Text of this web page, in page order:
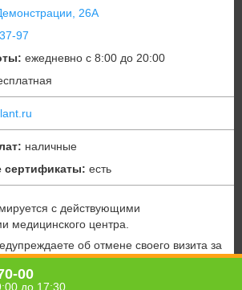
26А
97
ежедневно с 8:00 до 20:00
наличные
сертификаты: есть
с действующими
медицинского центра.
об отмене своего визита за
использованным, а услуга —
00
до 17:30